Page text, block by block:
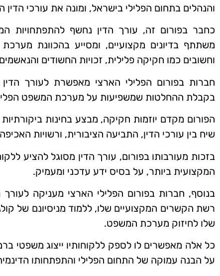
והנהלים בתחום הפלילי בישראל, ומונה את עורכי הדין
כחבר בפורום זה, עורך הדין נחשף להתפתחויות
משתתף בדיונים מקצועיים, ומסייע בהכוונת
וחשובים כמו חקיקה פלילית, זכויות החשודים
חברות בפורום הפלילי הארצי מאפשרת לעורך הדין
בקבלת ההחלטות שמשפיעות על מערכת המשפט
הפורום מקדם יוזמות חקיקה, מבצע בחינות
שיח בין עורכי הדין, התביעה הציבורית, ורשויות
בזכות מעורבותו בפורום, עורך הדין מסוגל להציע
המקצועית ביותר, על בסיס ידע עדכני ומעמיק.
בנוסף, חברות בפורום הפלילי הארצי מעניקה
רשת הקשרים המקצועיים שלו, ללמוד מניסיונם של
שלו לחיזוק מערכת המשפט.
כל אלה מאפשרים לו לספק ללקוחותיו ייצוג משפטי
על הבנה עמוקה של התחום הפלילי והתפתחותו